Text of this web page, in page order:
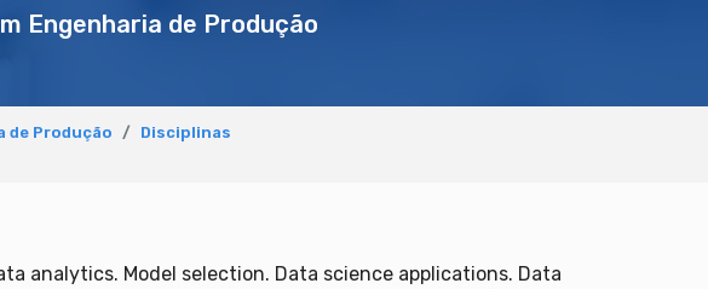
Engenharia de Produção
de Produção
Disciplinas
analytics. Model selection. Data science applications. Data